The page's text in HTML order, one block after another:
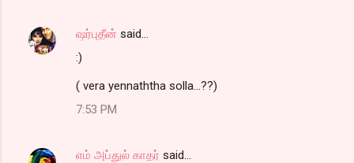
ஷர்புதீன் said…
:)
( vera yennaththa solla...??)
7:53 PM
எம் அப்துல் காதர் said…